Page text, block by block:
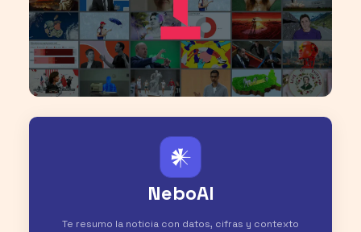
𒀭
NeboAI
Te resumo la noticia con datos, cifras y contexto